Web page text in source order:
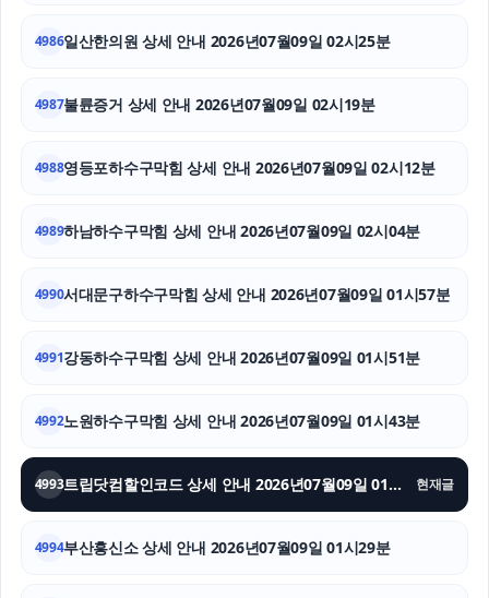
불륜증거
4986일산한의원 상세 안내 2026년07월09일 02시25분
4987불륜증거 상세 안내 2026년07월09일 02시19분
4988영등포하수구막힘 상세 안내 2026년07월09일 02시12분
4989하남하수구막힘 상세 안내 2026년07월09일 02시04분
4990서대문구하수구막힘 상세 안내 2026년07월09일 01시57분
4991강동하수구막힘 상세 안내 2026년07월09일 01시51분
4992노원하수구막힘 상세 안내 2026년07월09일 01시43분
4993 트립닷컴할인코드 상세 안내 2026년07월09일 01시36분 현재글
4994부산흥신소 상세 안내 2026년07월09일 01시29분